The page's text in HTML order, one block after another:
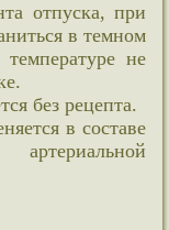
отпуска, при
в темном
не
без рецепта.
в составе